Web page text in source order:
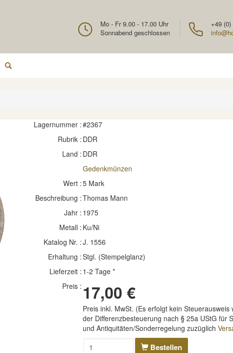
+49
Mo - Fr 9.00 - 17.00 Uhr
Sonnabend geschlossen
Lagernummer :#2367
Rubrik : DDR
Land : DDR
Gedenkmünzen
Wert :5 Mark
Beschreibung :Thomas Mann
Jahr : 1975
Metall : Ku/Ni
Katalog Nr. :J. 1556
Erhaltung :Stgl. (Stempelglanz)
Lieferzeit : 1-2 Tage *
Preis : 17,00 €
Preis inkl. MwSt. (Es erfolgt kein Steuerausweis
der Differenzbesteuerung nach § 25a UStG für
und Antiquitäten/Sonderregelung zuzüglich
Bestellen